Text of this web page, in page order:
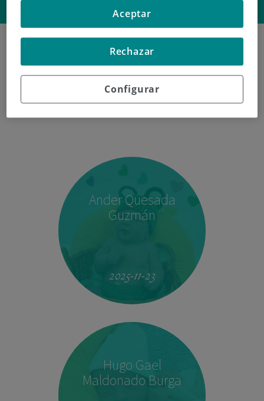
Poliklinika Gipuzkoako azken
jaiotzeak
Ander Quesada
Guzmán
2025-11-23
Hugo Gael
Maldonado Burga
Configurar
Rechazar
Aceptar